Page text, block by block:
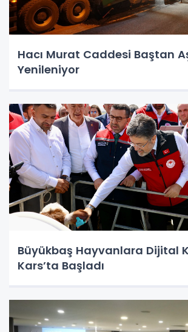
Hacı Murat Caddesi Baştan
Yenileniyor
Büyükbaş Hayvanlara Dijital
Kars’ta Başladı